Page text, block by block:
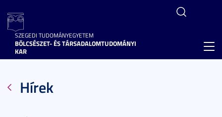
SZEGEDI TUDOMÁNYEGYETEM
BÖLCSÉSZET- ÉS TÁRSADALOMTUDOMÁNYI
KAR
Hírek